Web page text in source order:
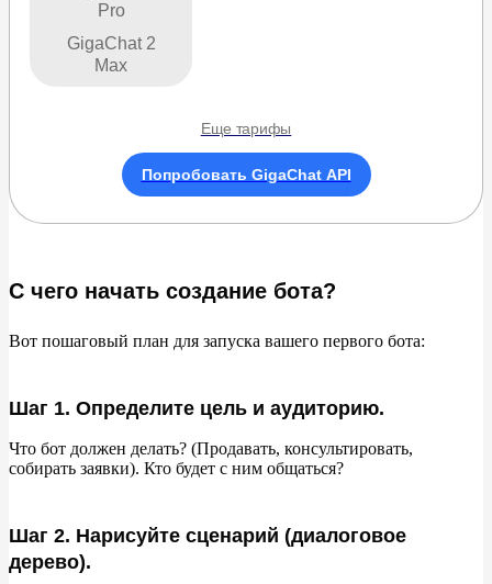
Pro
GigaChat 2
Max
Еще тарифы
Попробовать GigaChat API
С чего начать создание бота?
Вот пошаговый план для запуска вашего первого бота:
Шаг 1. Определите цель и аудиторию.
Что бот должен делать? (Продавать, консультировать,
собирать заявки). Кто будет с ним общаться?
Шаг 2. Нарисуйте сценарий (диалоговое
дерево).